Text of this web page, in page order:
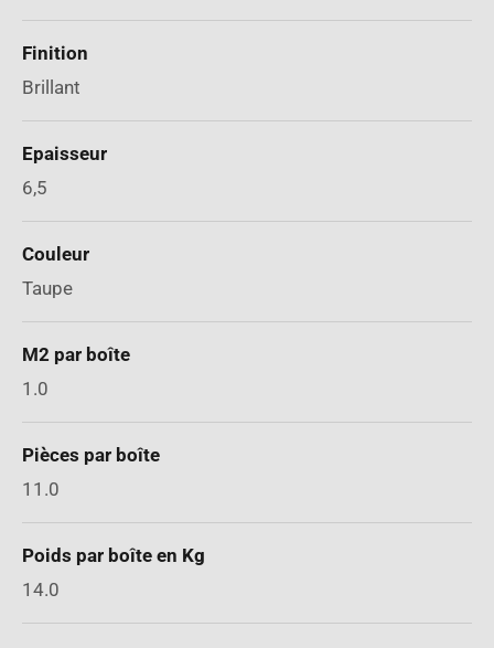
Finition
Brillant
Epaisseur
6,5
Couleur
Taupe
M2 par boîte
1.0
Pièces par boîte
11.0
Poids par boîte en Kg
14.0